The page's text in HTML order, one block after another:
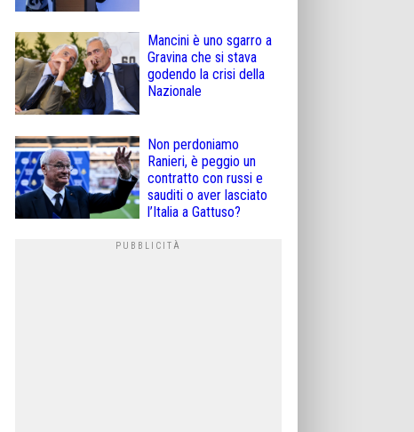
Mancini è uno sgarro a
Gravina che si stava
godendo la crisi della
Nazionale
Non perdoniamo
Ranieri, è peggio un
contratto con russi e
sauditi o aver lasciato
l’Italia a Gattuso?